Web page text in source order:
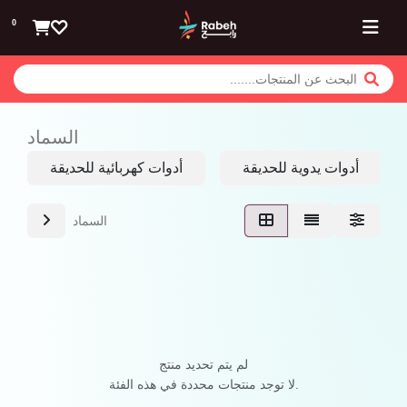
0
السماد
أدوات كهربائية للحديقة أدوات يدوية للحديقة
السماد
لم يتم تحديد منتج